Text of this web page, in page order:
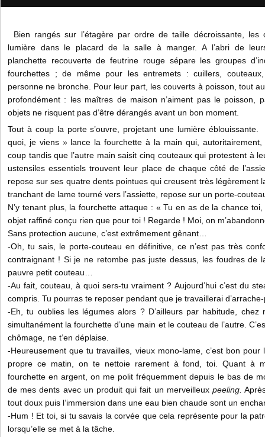
Bien rangés sur l’étagère par ordre de taille décroissante, les
lumière dans le placard de la salle à manger. A l’abri de
planchette recouverte de feutrine rouge sépare les groupes
fourchettes ; de même pour les entremets : cuillers,
personne ne bronche. Pour leur part, les couverts à poisson, tout
profondément : les maîtres de maison n’aiment pas le poisson,
objets ne risquent pas d’être dérangés avant un bon moment.
Tout à coup la porte s’ouvre, projetant une lumière
quoi, je viens » lance la fourchette à la main qui, autoritairement,
coup tandis que l’autre main saisit cinq couteaux qui protestent à
ustensiles essentiels trouvent leur place de chaque côté de
repose sur ses quatre dents pointues qui creusent très légèrement
tranchant de lame tourné vers l’assiette, repose sur un porte-
N’y tenant plus, la fourchette attaque : « Tu en as de la chance
objet raffiné conçu rien que pour toi ! Regarde ! Moi, on
Sans protection aucune, c’est extrêmement gênant…
-Oh, tu sais, le porte-couteau en définitive, ce n’est pas très
contraignant ! Si je ne retombe pas juste dessus, les foudres de
pauvre petit couteau…
-Au fait, couteau, à quoi sers-tu vraiment ? Aujourd’hui c’est du
compris. Tu pourras te reposer pendant que je travaillerai
-Eh, tu oublies les légumes alors ? D’ailleurs par habitude,
simultanément la fourchette d’une main et le couteau de l’autre.
chômage, ne t’en déplaise.
-Heureusement que tu travailles, vieux mono-lame, c’est bon
propre ce matin, on te nettoie rarement à fond, toi. Quant à
fourchette en argent, on me polit fréquemment depuis le bas de
de mes dents avec un produit qui fait un merveilleux peeling.
tout doux puis l’immersion dans une eau bien chaude sont un
-Hum ! Et toi, si tu savais la corvée que cela représente pour la
lorsqu’elle se met à la tâche.